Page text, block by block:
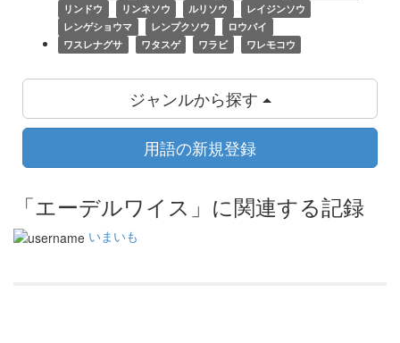
リンドウ
リンネソウ ルリソウ
レイジンソウ
レンゲショウマ
レンプクソウ
ロウバイ
ワスレナグサ
ワタスゲ ワラビ ワレモコウ
ジャンルから探す
用語の新規登録
「エーデルワイス」に関連する記録
いまいも